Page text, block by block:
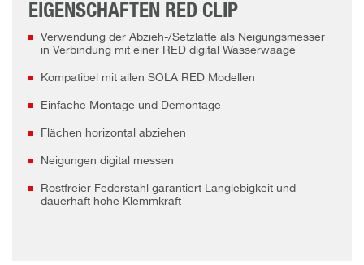
EIGENSCHAFTEN RED CLIP
Verwendung der Abzieh-/Setzlatte als Neigungsmesser
in Verbindung mit einer RED digital Wasserwaage
Kompatibel mit allen SOLA RED Modellen
Einfache Montage und Demontage
Flächen horizontal abziehen
Neigungen digital messen
Rostfreier Federstahl garantiert Langlebigkeit und
dauerhaft hohe Klemmkraft